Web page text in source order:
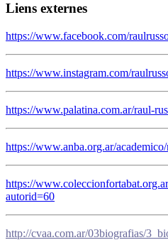
Liens externes
https://www.facebook.com/
https://www.instagram.com/
https://www.palatina.com.ar/raul-
https://www.anba.org.ar/
https://
autorid=60
http://cvaa.com.ar/03biografias/